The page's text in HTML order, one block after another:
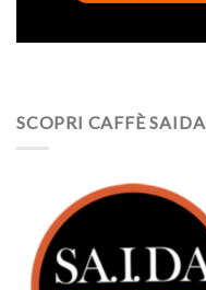
SCOPRI CAFFÈ SAIDA